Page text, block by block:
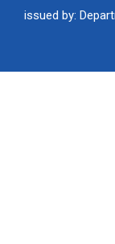
issued by: